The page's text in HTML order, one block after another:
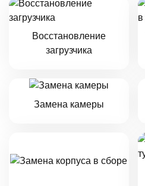
Восстановление
загрузчика
Замена камеры